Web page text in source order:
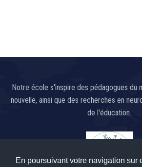
En poursuivant votre navigation sur
Notre école s'inspire des pédagogues du
nouvelle, ainsi que des recherches en
de l'éducation.